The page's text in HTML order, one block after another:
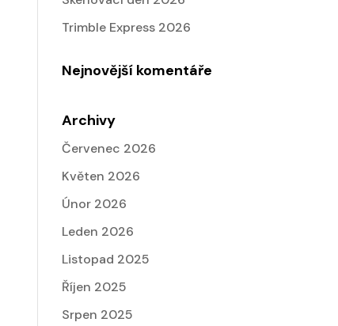
Trimble Express 2026
Nejnovější komentáře
Archivy
Červenec 2026
Květen 2026
Únor 2026
Leden 2026
Listopad 2025
Říjen 2025
Srpen 2025